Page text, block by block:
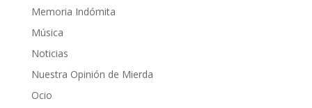
Memoria Indómita
Música
Noticias
Nuestra Opinión de Mierda
Ocio